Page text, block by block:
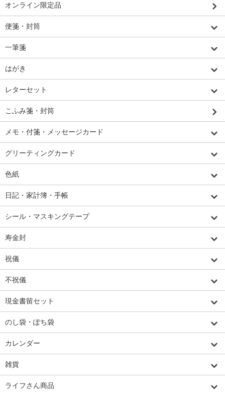
オンライン限定品
便箋・封筒
一筆箋
はがき
レターセット
こふみ箋・封筒
メモ・付箋・メッセージカード
グリーティングカード
色紙
日記・家計簿・手帳
シール・マスキングテープ
寿金封
祝儀
不祝儀
現金書留セット
のし袋・ぽち袋
カレンダー
雑貨
ライフさん商品